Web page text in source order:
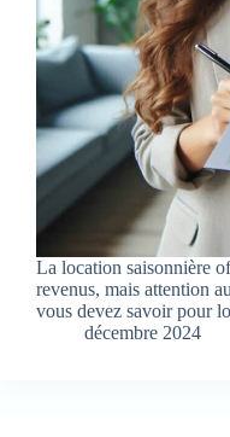
La location saisonnière
revenus, mais attention
vous devez savoir pour
décembre 2024